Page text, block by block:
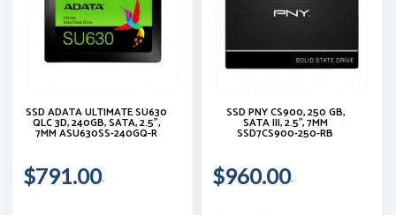
SSD ADATA ULTIMATE SU630
QLC 3D, 240GB, SATA, 2.5",
7MM ASU630SS-240GQ-R
$791.00
SSD PNY CS900, 250 GB,
SATA III, 2.5'', 7MM
SSD7CS900-250-RB
$960.00